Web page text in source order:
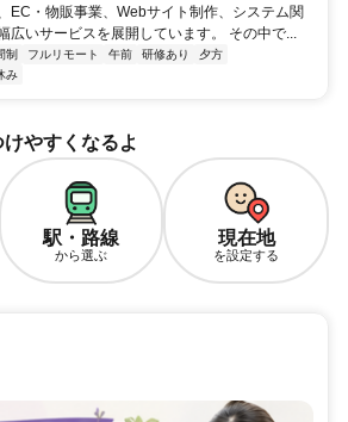
EC・物販事業、Webサイト制作、システム関
広いサービスを展開しています。 その中で...
制 フルリモート 午前 研修あり
夕方
み
やすくなるよ
駅・路線
から選ぶ
現在地
を設定する